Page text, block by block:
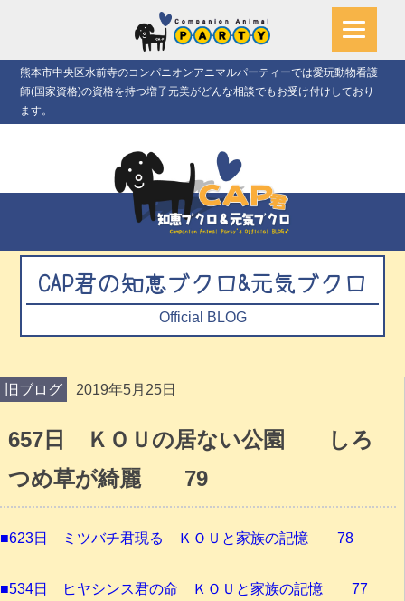
熊本市中央区水前寺のコンパニオンアニマルパーティーでは愛玩動物看護
師(国家資格)の資格を持つ増子元美がどんな相談でもお受け付けしており
ます。
CAP君の知恵ブクロ&元気ブクロ
Official BLOG
旧ブログ 2019年5月25日
657日 ＫＯＵの居ない公園 しろ
つめ草が綺麗 79
■623日 ミツバチ君現る ＫＯＵと家族の記憶 78
■534日 ヒヤシンス君の命 ＫＯＵと家族の記憶 77